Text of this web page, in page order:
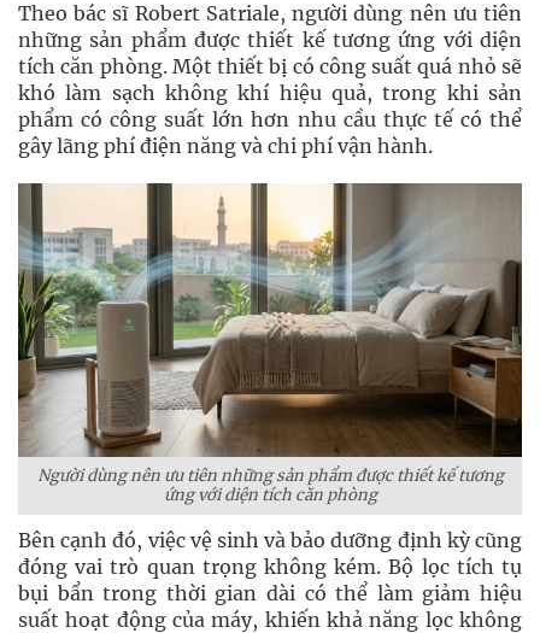
Theo bác sĩ Robert Satriale, người dùng nên ưu tiên
những sản phẩm được thiết kế tương ứng với diện
tích căn phòng. Một thiết bị có công suất quá nhỏ sẽ
khó làm sạch không khí hiệu quả, trong khi sản
phẩm có công suất lớn hơn nhu cầu thực tế có thể
gây lãng phí điện năng và chi phí vận hành.
Người dùng nên ưu tiên những sản phẩm được thiết kế tương
ứng với diện tích căn phòng
Bên cạnh đó, việc vệ sinh và bảo dưỡng định kỳ cũng
đóng vai trò quan trọng không kém. Bộ lọc tích tụ
bụi bẩn trong thời gian dài có thể làm giảm hiệu
suất hoạt động của máy, khiến khả năng lọc không